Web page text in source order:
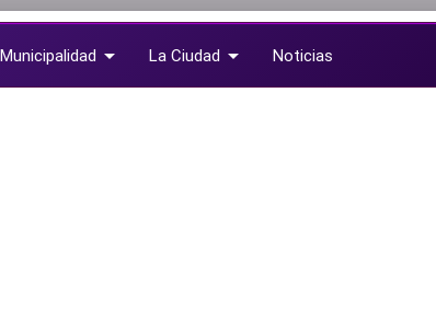
Municipalidad arrow_drop_down La Ciudad arrow_drop_down Noticias